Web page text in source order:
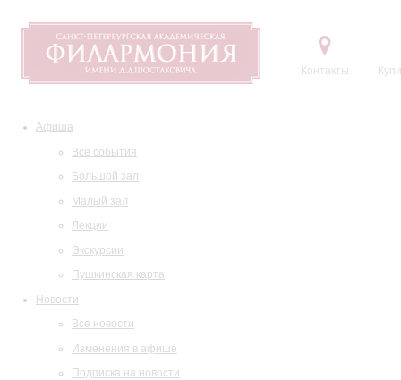
Контакты
Афиша
Все события
Большой зал
Малый зал
Лекции
Экскурсии
Пушкинская карта
Новости
Все новости
Изменения в афише
Подписка на новости